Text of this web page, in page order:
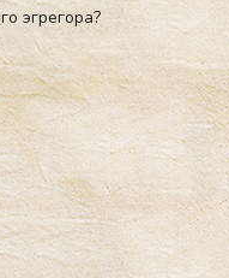
эгрегора?